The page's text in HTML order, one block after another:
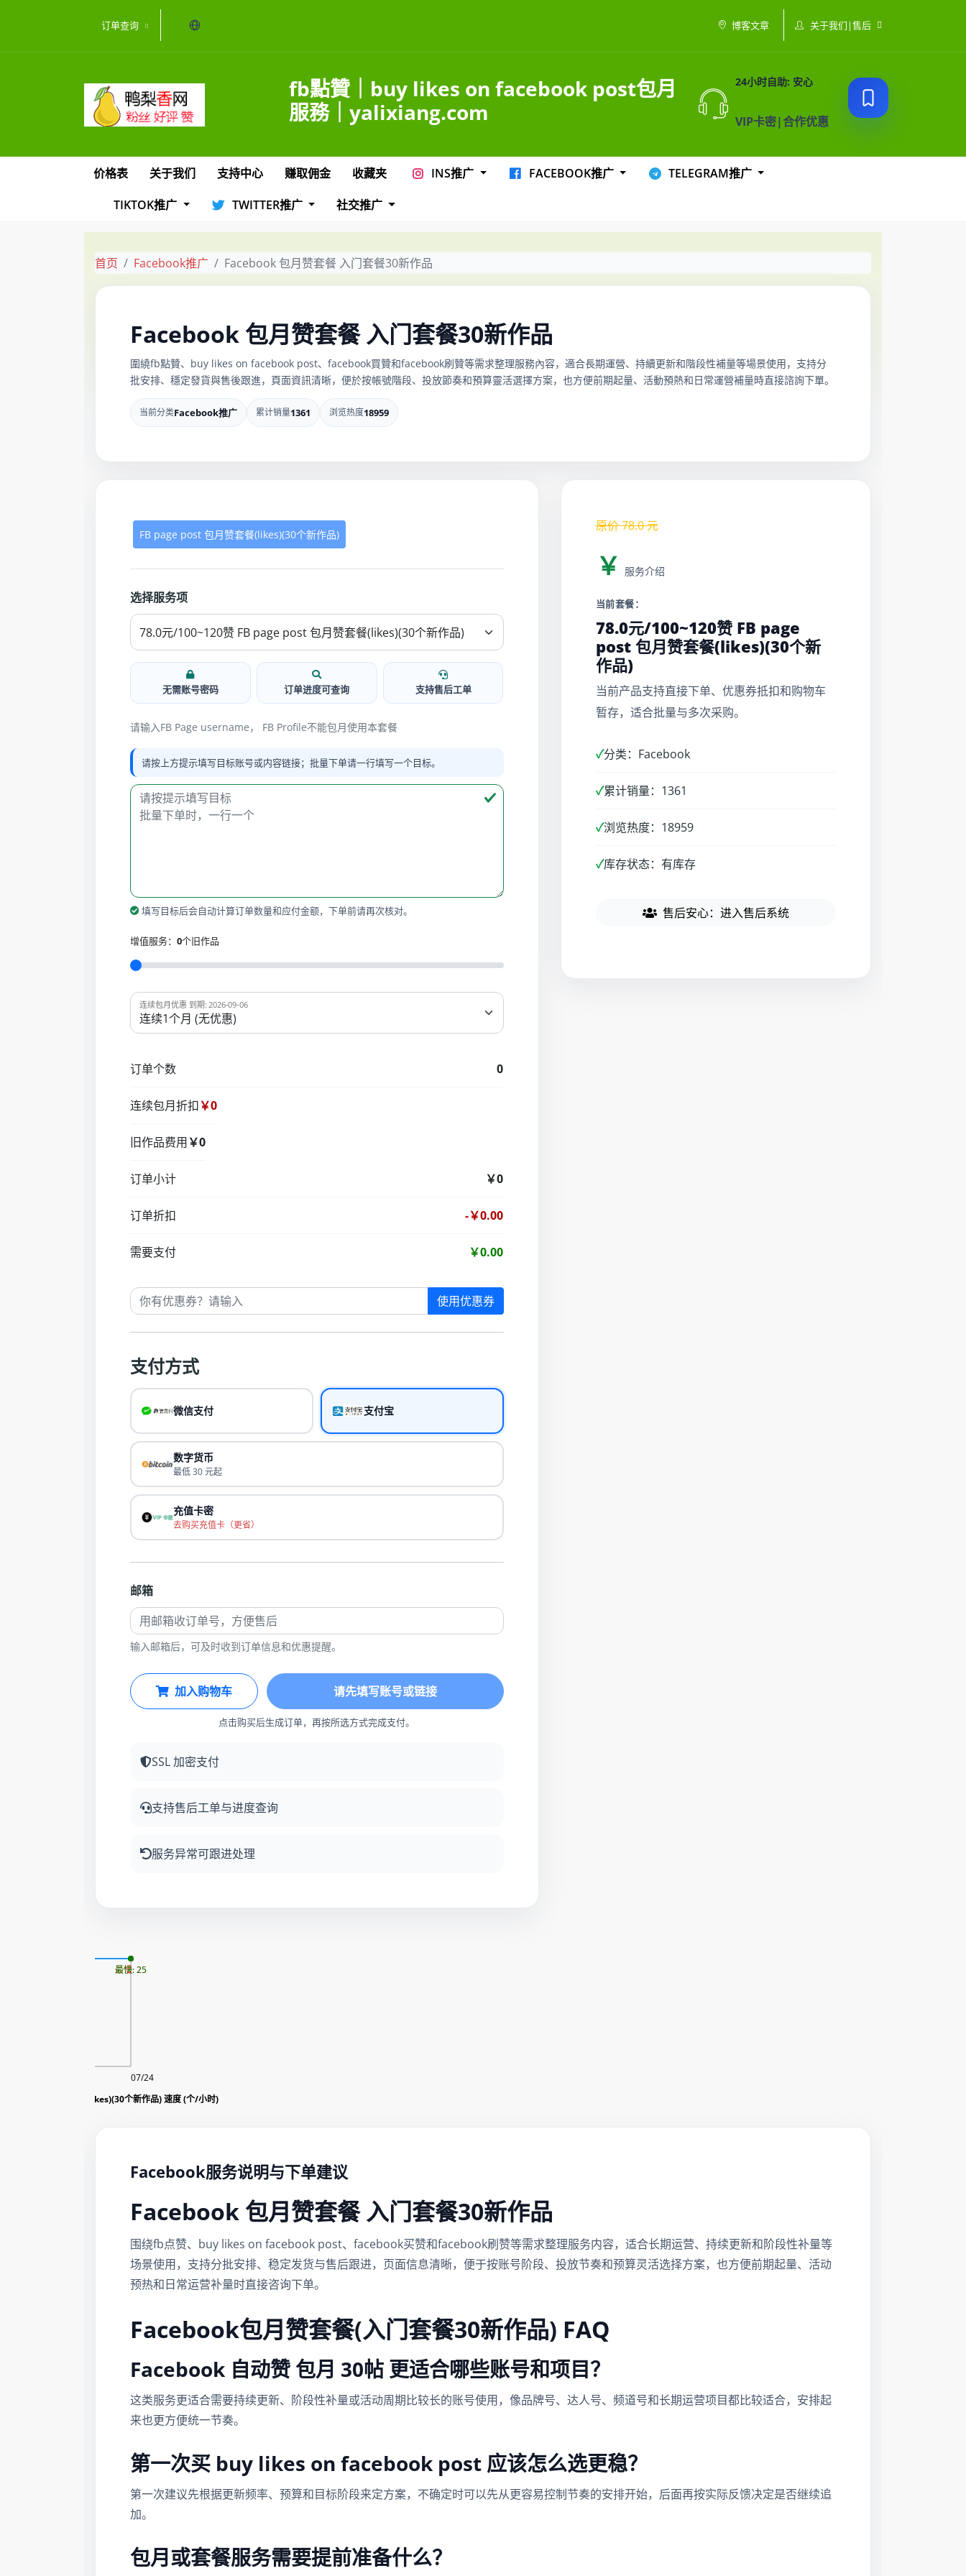
订单查询 当前语言：中文 博客文章 关于我们|售后
fb點贊｜buy likes on facebook post包月
服務｜yalixiang.com
24小时自助: 安心
VIP卡密|合作优惠
价格表 关于我们 支持中心 赚取佣金 收藏夹 INS推广 FACEBOOK推广
TELEGRAM推广
TIKTOK推广
TWITTER推广 社交推广
首页 Facebook推广 Facebook 包月赞套餐 入门套餐30新作品
Facebook 包月赞套餐 入门套餐30新作品
圍繞fb點贊、buy likes on facebook post、facebook買贊和facebook刷贊等需求整理服務內容，適合長期運營、持續更新和階段性補量等場景使用，支持分
批安排、穩定發貨與售後跟進，頁面資訊清晰，便於按帳號階段、投放節奏和預算靈活選擇方案，也方便前期起量、活動預熱和日常運營補量時直接諮詢下單。
当前分类Facebook推广 累计销量1361 浏览热度18959
FB page post 包月赞套餐(likes)(30个新作品)
选择服务项
无需账号密码 订单进度可查询 支持售后工单
请输入FB Page username， FB Profile不能包月使用本套餐
请按上方提示填写目标账号或内容链接；批量下单请一行填写一个目标。
填写目标后会自动计算订单数量和应付金额，下单前请再次核对。
增值服务： 0个旧作品
连续包月优惠 到期: 2026-09-06
订单个数 0
连续包月折扣￥0
旧作品费用￥0
订单小计 ￥0
订单折扣 -￥0.00
需要支付 ￥0.00
使用优惠券
支付方式
微信支付 支付宝
数字货币
最低 30 元起
充值卡密
去购买充值卡（更省）
邮箱
输入邮箱后，可及时收到订单信息和优惠提醒。
加入购物车 请先填写账号或链接
点击购买后生成订单，再按所选方式完成支付。
SSL 加密支付
支持售后工单与进度查询
服务异常可跟进处理
post 包月赞套餐(likes)(30个新作品) 速度 (个/小时)
07/24
最慢: 25
最快: 25
原价78.0元
￥ 服务介绍
当前套餐：
78.0元/100~120赞 FB page
post 包月赞套餐(likes)(30个新
作品)
当前产品支持直接下单、优惠券抵扣和购物车
暂存，适合批量与多次采购。
✓分类：Facebook
✓累计销量：1361
✓浏览热度：18959
✓库存状态：有库存
售后安心：进入售后系统
Facebook服务说明与下单建议
Facebook 包月赞套餐 入门套餐30新作品
围绕fb点赞、buy likes on facebook post、facebook买赞和facebook刷赞等需求整理服务内容，适合长期运营、持续更新和阶段性补量等
场景使用，支持分批安排、稳定发货与售后跟进，页面信息清晰，便于按账号阶段、投放节奏和预算灵活选择方案，也方便前期起量、活动
预热和日常运营补量时直接咨询下单。
Facebook包月赞套餐(入门套餐30新作品) FAQ
Facebook 自动赞 包月 30帖 更适合哪些账号和项目？
这类服务更适合需要持续更新、阶段性补量或活动周期比较长的账号使用，像品牌号、达人号、频道号和长期运营项目都比较适合，安排起
来也更方便统一节奏。
第一次买 buy likes on facebook post 应该怎么选更稳？
第一次建议先根据更新频率、预算和目标阶段来定方案，不确定时可以先从更容易控制节奏的安排开始，后面再按实际反馈决定是否继续追
加。
包月或套餐服务需要提前准备什么？